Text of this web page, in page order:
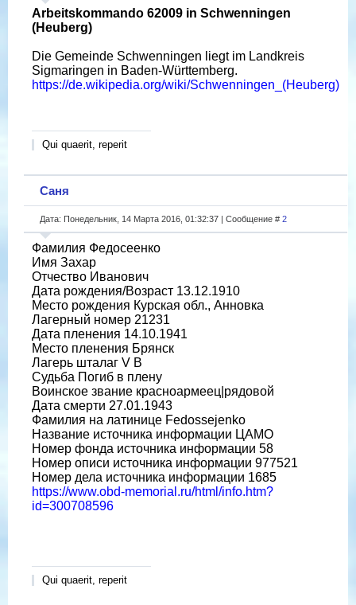
Arbeitskommando 62009 in Schwenningen
(Heuberg)
Die Gemeinde Schwenningen liegt im Landkreis
Sigmaringen in Baden-Württemberg.
https://de.wikipedia.org/wiki/Schwenningen_(Heuberg)
Qui quaerit, reperit
Саня
Дата: Понедельник, 14 Марта 2016, 01:32:37 | Сообщение # 2
Фамилия Федосеенко
Имя Захар
Отчество Иванович
Дата рождения/Возраст 13.12.1910
Место рождения Курская обл., Анновка
Лагерный номер 21231
Дата пленения 14.10.1941
Место пленения Брянск
Лагерь шталаг V B
Судьба Погиб в плену
Воинское звание красноармеец|рядовой
Дата смерти 27.01.1943
Фамилия на латинице Fedossejenko
Название источника информации ЦАМО
Номер фонда источника информации 58
Номер описи источника информации 977521
Номер дела источника информации 1685
https://www.obd-memorial.ru/html/info.htm?
id=300708596
Qui quaerit, reperit